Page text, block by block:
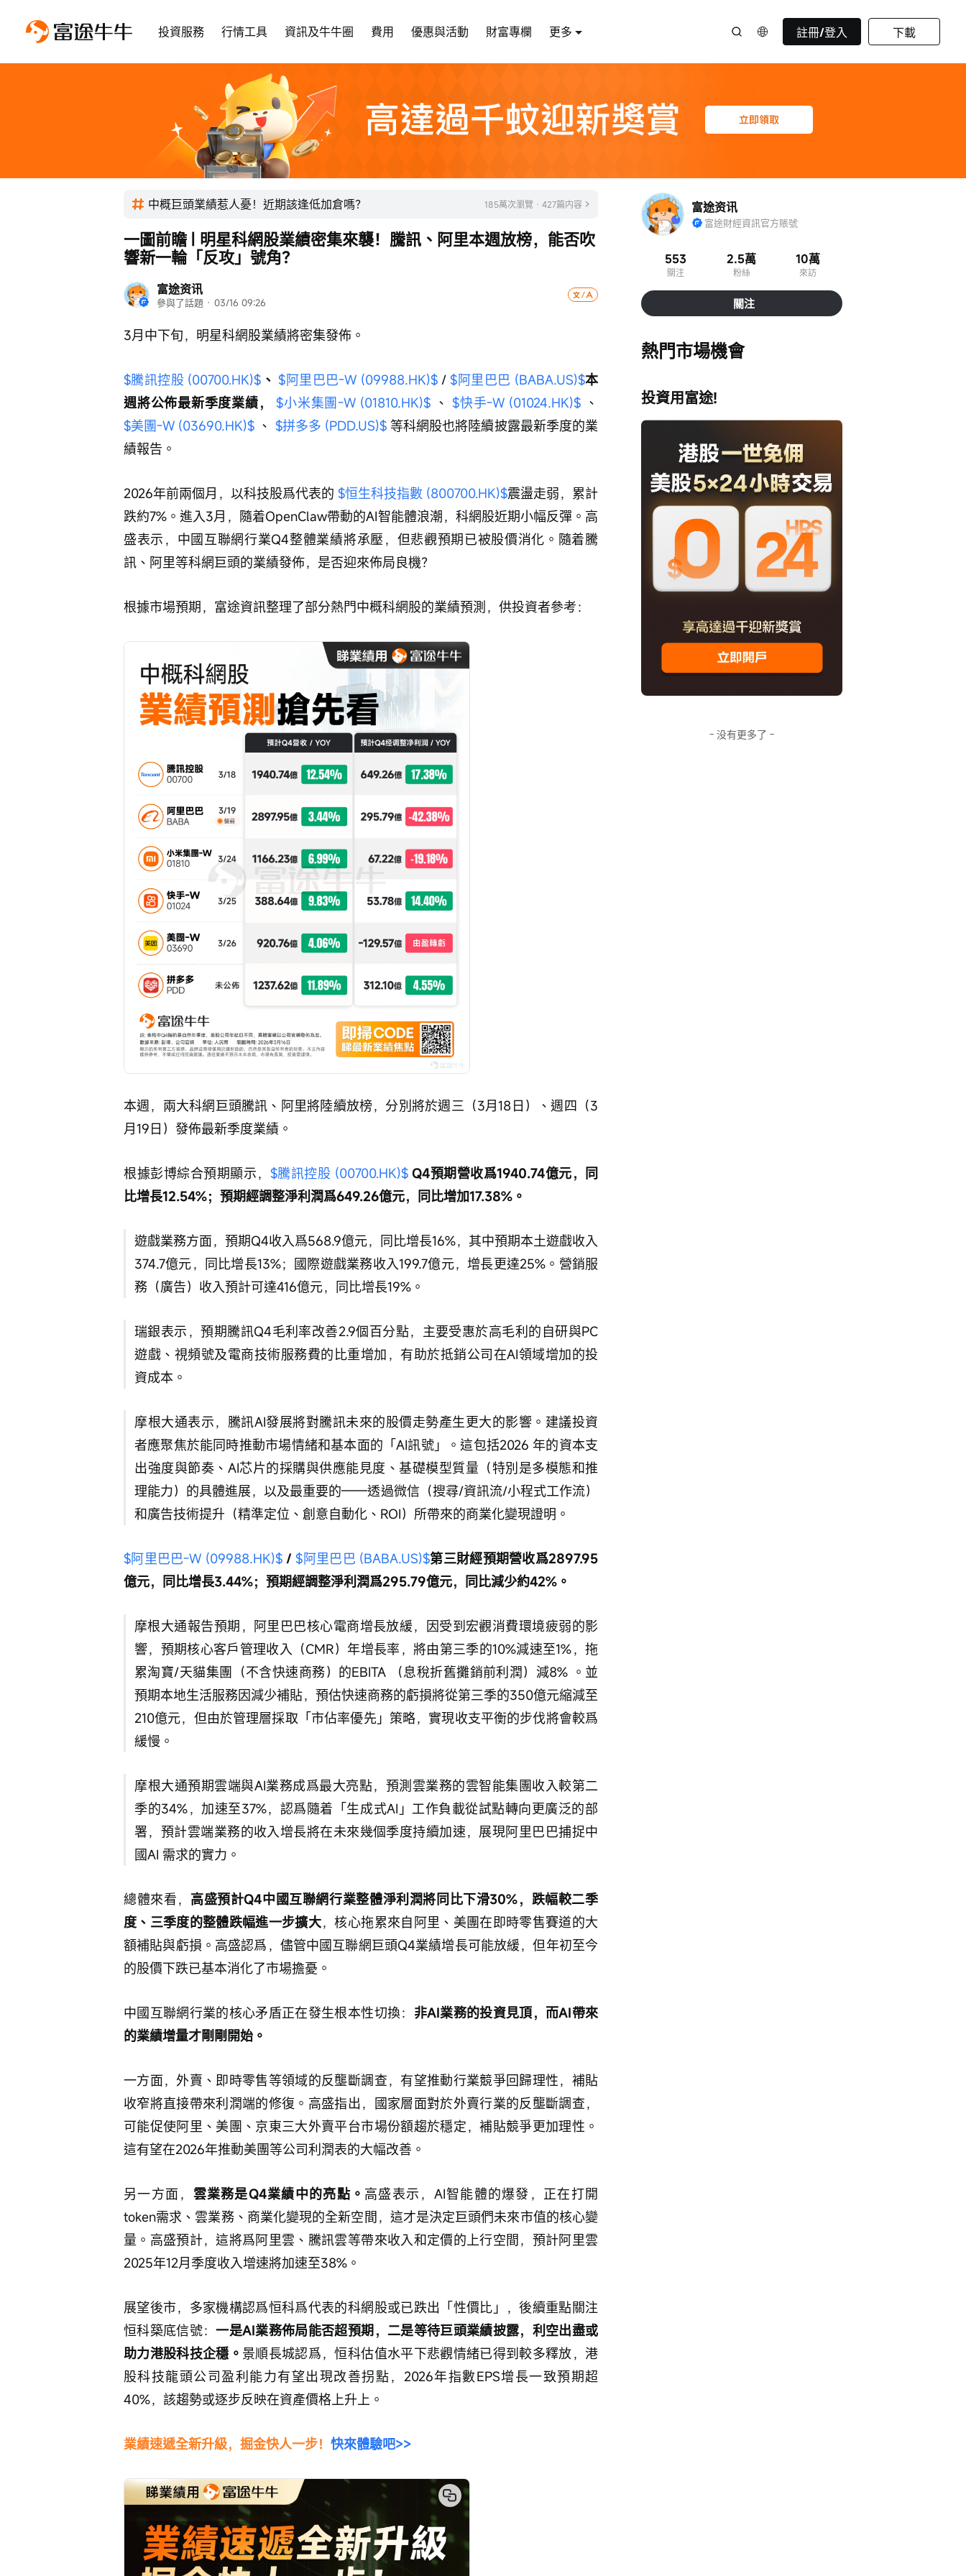
投資服務 行情工具 資訊及牛牛圈 費用 優惠與活動 財富專欄 更多 註冊/登入 下載
中概巨頭業績惹人憂！近期該逢低加倉嗎？ 185萬次瀏覽 · 427篇内容
富途资讯
參與了話題 · 03/16 09:26
一圖前瞻 | 明星科網股業績密集來襲！騰訊、阿里本週放榜，能否吹
響新一輪「反攻」號角？
3月中下旬，明星科網股業績將密集發佈。
$騰訊控股 (00700.HK)$ 、 $阿里巴巴-W (09988.HK)$ / $阿里巴巴 (BABA.US)$本
週將公佈最新季度業績， $小米集團-W (01810.HK)$ 、 $快手-W (01024.HK)$ 、
$美團-W (03690.HK)$ 、 $拼多多 (PDD.US)$ 等科網股也將陸續披露最新季度的業
績報告。
2026年前兩個月，以科技股爲代表的 $恒生科技指數 (800700.HK)$震盪走弱，累計
跌約7%。進入3月，隨着OpenClaw帶動的AI智能體浪潮，科網股近期小幅反彈。高
盛表示，中國互聯網行業Q4整體業績將承壓，但悲觀預期已被股價消化。隨着騰
訊、阿里等科網巨頭的業績發佈，是否迎來佈局良機？
根據市場預期，富途資訊整理了部分熱門中概科網股的業績預測，供投資者參考：
本週，兩大科網巨頭騰訊、阿里將陸續放榜，分別將於週三（3月18日）、週四（3
月19日）發佈最新季度業績。
根據彭博綜合預期顯示， $騰訊控股 (00700.HK)$ Q4預期營收爲1940.74億元，同
比增長12.54%；預期經調整淨利潤爲649.26億元，同比增加17.38%。
遊戲業務方面，預期Q4收入爲568.9億元，同比增長16%，其中預期本土遊戲收入
374.7億元，同比增長13%；國際遊戲業務收入199.7億元，增長更達25%。營銷服
務（廣告）收入預計可達416億元，同比增長19%。
瑞銀表示，預期騰訊Q4毛利率改善2.9個百分點，主要受惠於高毛利的自研與PC
遊戲、視頻號及電商技術服務費的比重增加，有助於抵銷公司在AI領域增加的投
資成本。
摩根大通表示，騰訊AI發展將對騰訊未來的股價走勢產生更大的影響。建議投資
者應聚焦於能同時推動市場情緒和基本面的「AI訊號」。這包括2026 年的資本支
出強度與節奏、AI芯片的採購與供應能見度、基礎模型質量（特別是多模態和推
理能力）的具體進展，以及最重要的——透過微信（搜尋/資訊流/小程式工作流）
和廣告技術提升（精準定位、創意自動化、ROI）所帶來的商業化變現證明。
$阿里巴巴-W (09988.HK)$ / $阿里巴巴 (BABA.US)$第三財經預期營收爲2897.95
億元，同比增長3.44%；預期經調整淨利潤爲295.79億元，同比減少約42%。
摩根大通報告預期，阿里巴巴核心電商增長放緩，因受到宏觀消費環境疲弱的影
響，預期核心客戶管理收入（CMR）年增長率，將由第三季的10%減速至1%，拖
累淘寶/天貓集團（不含快速商務）的EBITA （息稅折舊攤銷前利潤）減8% 。並
預期本地生活服務因減少補貼，預估快速商務的虧損將從第三季的350億元縮減至
210億元，但由於管理層採取「市佔率優先」策略，實現收支平衡的步伐將會較爲
緩慢。
摩根大通預期雲端與AI業務成爲最大亮點，預測雲業務的雲智能集團收入較第二
季的34%，加速至37%，認爲隨着「生成式AI」工作負載從試點轉向更廣泛的部
署，預計雲端業務的收入增長將在未來幾個季度持續加速，展現阿里巴巴捕捉中
國AI 需求的實力。
總體來看， 高盛預計Q4中國互聯網行業整體淨利潤將同比下滑30%，跌幅較二季
度、三季度的整體跌幅進一步擴大，核心拖累來自阿里、美團在即時零售賽道的大
額補貼與虧損。高盛認爲，儘管中國互聯網巨頭Q4業績增長可能放緩，但年初至今
的股價下跌已基本消化了市場擔憂。
中國互聯網行業的核心矛盾正在發生根本性切換： 非AI業務的投資見頂，而AI帶來
的業績增量才剛剛開始。
一方面，外賣、即時零售等領域的反壟斷調查，有望推動行業競爭回歸理性，補貼
收窄將直接帶來利潤端的修復。高盛指出，國家層面對於外賣行業的反壟斷調查，
可能促使阿里、美團、京東三大外賣平台市場份額趨於穩定，補貼競爭更加理性。
這有望在2026年推動美團等公司利潤表的大幅改善。
另一方面， 雲業務是Q4業績中的亮點。 高盛表示，AI智能體的爆發，正在打開
token需求、雲業務、商業化變現的全新空間，這才是決定巨頭們未來市值的核心變
量。高盛預計，這將爲阿里雲、騰訊雲等帶來收入和定價的上行空間，預計阿里雲
2025年12月季度收入增速將加速至38%。
展望後市，多家機構認爲恒科爲代表的科網股或已跌出「性價比」，後續重點關注
恒科築底信號：一是AI業務佈局能否超預期，二是等待巨頭業績披露，利空出盡或
助力港股科技企穩。 景順長城認爲，恒科估值水平下悲觀情緒已得到較多釋放，港
股科技龍頭公司盈利能力有望出現改善拐點，2026年指數EPS增長一致預期超
40%，該趨勢或逐步反映在資產價格上升上。
業績速遞全新升級，掘金快人一步！ 快來體驗吧>>
富途资讯
富途財經資訊官方賬號
553
關注
2.5萬
粉絲
10萬
來訪
關注
熱門市場機會
投資用富途!
- 没有更多了 -